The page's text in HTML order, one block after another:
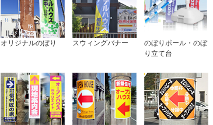
オリジナルのぼり スウィングバナー
のぼりポール・のぼ
り立て台